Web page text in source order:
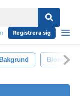
Registrera sig
Bakgrund Blomma